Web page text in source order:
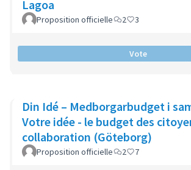
Lagoa
Proposition officielle 2 3
Vote
Din Idé – Medborgarbudget i
Votre idée - le budget des
collaboration (Göteborg)
Proposition officielle 2 7